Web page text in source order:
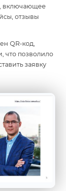
включающее
отзывы
QR-код,
что позволило
заявку